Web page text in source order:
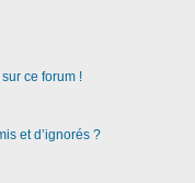
ce forum !
et d’ignorés ?